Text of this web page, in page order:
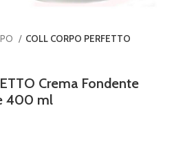
COLL CORPO PERFETTO
Crema Fondente
400 ml